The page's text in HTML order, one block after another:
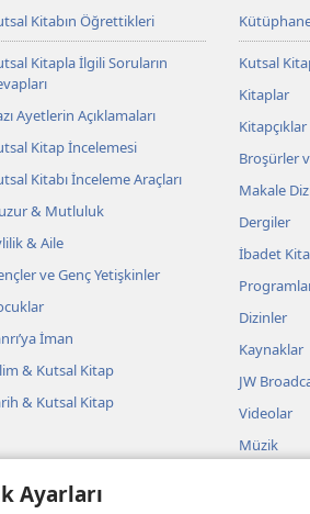
Ayarları
Kitabın Öğrettikleri
Kitapla İlgili Soruların
Ayetlerin Açıklamaları
Kitap İncelemesi
Kitabı İnceleme Araçları
& Mutluluk
& Aile
ve Genç Yetişkinler
İman
& Kutsal Kitap
& Kutsal Kitap
Kutsal
Kitaplar
Kitapçıklar
Broşürler
Makale
Dergiler
İbadet
Dizinler
Kaynaklar
JW
Videolar
Müzik